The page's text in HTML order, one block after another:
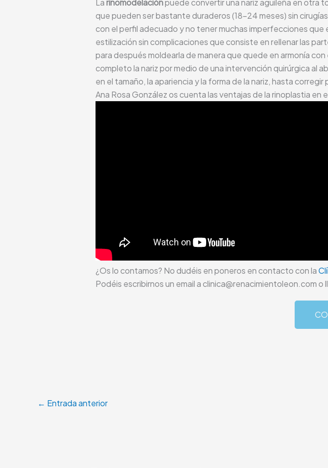
Larinomodelaciónpuede convertir una nariz aguileña en otra
que pueden ser bastante duraderos (18-24 meses) sin
con el perfil adecuado y no tener muchas imperfecciones
estilización sin complicaciones que consiste en rellenar las
para después moldearla de manera que quede en armonía
completo la nariz por medio de una intervención quirúrgica al
en el tamaño, la apariencia y la forma de la nariz, hasta
Ana Rosa González os cuenta las ventajas de la rinoplastia en
¿Os lo contamos? No dudéis en poneros en contacto con la
Podéis escribirnos un email a clinica@renacimientoleon.com o
← Entrada anterior